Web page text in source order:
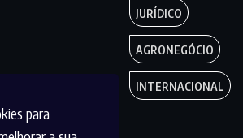
para
JURÍDICO
AGRONEGÓCIO
INTERNACIONAL